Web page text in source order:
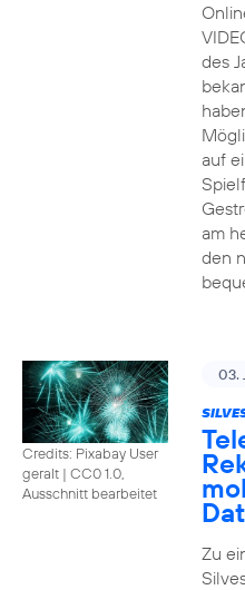
des
auf
am
den
Credits: Pixabay User
geralt | CC0 1.0,
Ausschnitt bearbeitet
03.
Zu